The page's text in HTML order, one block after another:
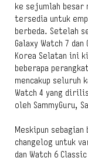
ke sejumlah besar
tersedia untuk
berbeda. Setelah
Galaxy Watch 7
Korea Selatan ini
beberapa
mencakup seluruh
Watch 4 yang
oleh SammyGuru,
Meskipun
changelog untuk
dan Watch 6